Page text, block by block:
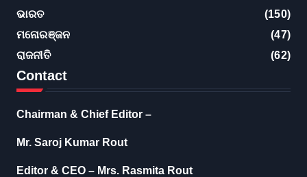
ଭାରତ
(150)
ମନୋରଞ୍ଜନ
(47)
ରାଜନୀତି
(62)
Contact
Chairman & Chief Editor –
Mr. Saroj Kumar Rout
Editor & CEO – Mrs. Rasmita Rout